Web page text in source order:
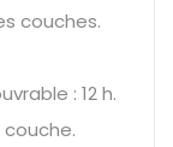
couches.
: 12 h.